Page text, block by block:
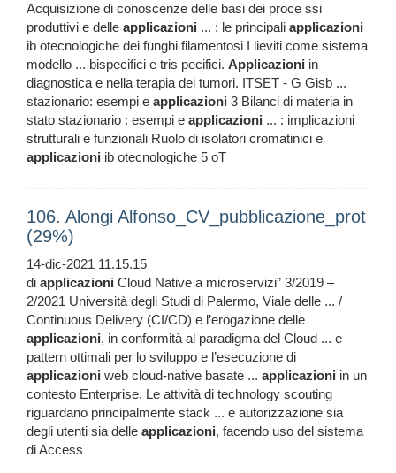
Acquisizione di conoscenze delle basi dei proce ssi
produttivi e delle applicazioni ... : le principali applicazioni
ib otecnologiche dei funghi filamentosi I lieviti come sistema
modello ... bispecifici e tris pecifici. Applicazioni in
diagnostica e nella terapia dei tumori. ITSET - G Gisb ...
stazionario: esempi e applicazioni 3 Bilanci di materia in
stato stazionario : esempi e applicazioni ... : implicazioni
strutturali e funzionali Ruolo di isolatori cromatinici e
applicazioni ib otecnologiche 5 oT
106. Alongi Alfonso_CV_pubblicazione_prot
(29%)
14-dic-2021 11.15.15
di applicazioni Cloud Native a microservizi” 3/2019 –
2/2021 Università degli Studi di Palermo, Viale delle ... /
Continuous Delivery (CI/CD) e l’erogazione delle
applicazioni, in conformità al paradigma del Cloud ... e
pattern ottimali per lo sviluppo e l’esecuzione di
applicazioni web cloud-native basate ... applicazioni in un
contesto Enterprise. Le attività di technology scouting
riguardano principalmente stack ... e autorizzazione sia
degli utenti sia delle applicazioni, facendo uso del sistema
di Access